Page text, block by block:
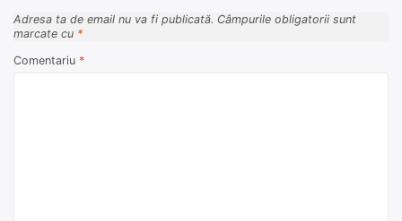
Adresa ta de email nu va fi publicată. Câmpurile obligatorii sunt
marcate cu *
Comentariu *